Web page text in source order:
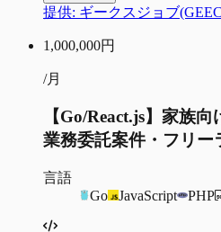
提供: ギークスジョブ
1,000,000円
/月
【Go/React.js】家族
業務委託案件・フリー
言語
Go
JavaScript PHP